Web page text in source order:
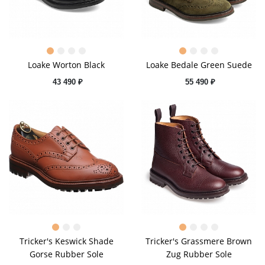
Loake Worton Black
43 490 ₽
Loake Bedale Green Suede
55 490 ₽
Tricker's Keswick Shade
Gorse Rubber Sole
Tricker's Grassmere Brown
Zug Rubber Sole